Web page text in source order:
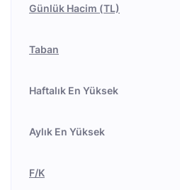
Günlük Hacim (TL)
Taban
Haftalık En Yüksek
Aylık En Yüksek
F/K